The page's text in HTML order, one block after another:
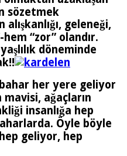
sözetmek
geleneği,
“zor” olandır.
döneminde
her yere geliyor
ağaçların
insanlığa hep
Öyle böyle
geliyor, hep